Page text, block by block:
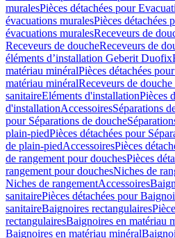
muralesPièces détachées pour
évacuations muralesPièces détachées
évacuations muralesReceveurs de
Receveurs de doucheReceveurs de
éléments d’installation Geberit Duofix
matériau minéralPièces détachées
matériau minéralReceveurs de
sanitaireEléments d'installationPièces
d'installationAccessoiresSéparations
pour Séparations de douche
plain-piedPièces détachées pour
de plain-piedAccessoiresPièces
de rangement pour douchesPièces
rangement pour douchesNiches de
Niches de rangementAccessoires
sanitairePièces détachées pour
sanitaireBaignoires rectangulaires
rectangulairesBaignoires en matériau
Baignoires en matériau minéral